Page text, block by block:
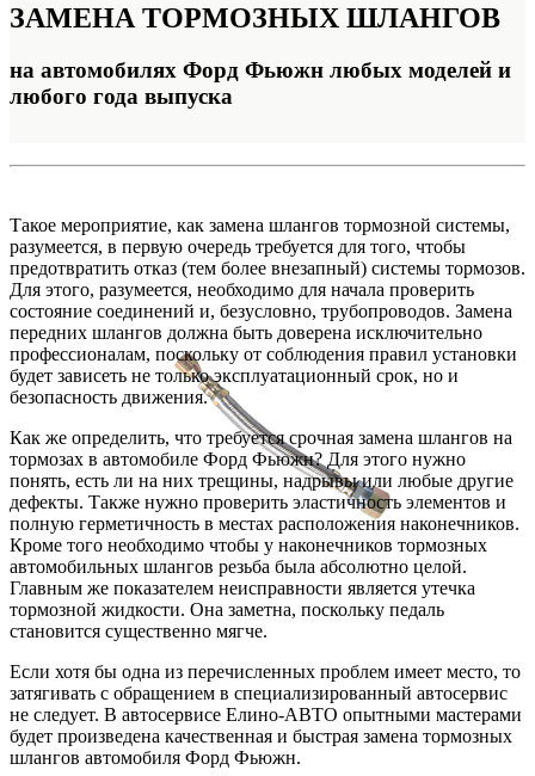
ЗАМЕНА ТОРМОЗНЫХ ШЛАНГОВ
на автомобилях Форд Фьюжн любых моделей и
любого года выпуска
Такое мероприятие, как замена шлангов тормозной системы,
разумеется, в первую очередь требуется для того, чтобы
предотвратить отказ (тем более внезапный) системы тормозов.
Для этого, разумеется, необходимо для начала проверить
состояние соединений и, безусловно, трубопроводов. Замена
передних шлангов должна быть доверена исключительно
профессионалам, поскольку от соблюдения правил установки
будет зависеть не только эксплуатационный срок, но и
безопасность движения.
Как же определить, что требуется срочная замена шлангов на
тормозах в автомобиле Форд Фьюжн? Для этого нужно
понять, есть ли на них трещины, надрывы или любые другие
дефекты. Также нужно проверить эластичность элементов и
полную герметичность в местах расположения наконечников.
Кроме того необходимо чтобы у наконечников тормозных
автомобильных шлангов резьба была абсолютно целой.
Главным же показателем неисправности является утечка
тормозной жидкости. Она заметна, поскольку педаль
становится существенно мягче.
Если хотя бы одна из перечисленных проблем имеет место, то
затягивать с обращением в специализированный автосервис
не следует. В автосервисе Елино-АВТО опытными мастерами
будет произведена качественная и быстрая замена тормозных
шлангов автомобиля Форд Фьюжн.